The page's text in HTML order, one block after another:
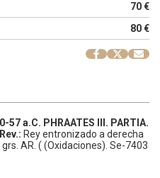
70 €
80 €
57 a.C. PHRAATES III. PARTIA.
Rev.: Rey entronizado a derecha
AR. ( (Oxidaciones). Se-7403